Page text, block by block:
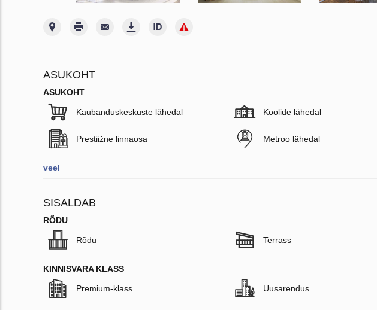
ASUKOHT
ASUKOHT
Kaubanduskeskuste lähedal Koolide lähedal
Prestiižne linnaosa Metroo lähedal
veel
SISALDAB
RÕDU
Rõdu Terrass
KINNISVARA KLASS
Premium-klass Uusarendus